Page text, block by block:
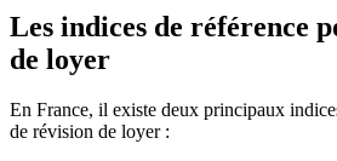
Les indices de référence
de loyer
En France, il existe deux principaux
de révision de loyer :